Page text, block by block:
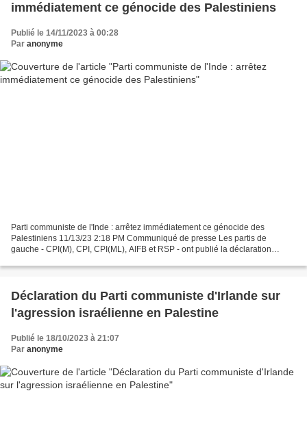
immédiatement ce génocide des Palestiniens
Publié le 14/11/2023 à 00:28
Par anonyme
Parti communiste de l'Inde : arrêtez immédiatement ce génocide des
Palestiniens 11/13/23 2:18 PM Communiqué de presse Les partis de
gauche - CPI(M), CPI, CPI(ML), AIFB et RSP - ont publié la déclaration
Déclaration du Parti communiste d'Irlande sur
l'agression israélienne en Palestine
Publié le 18/10/2023 à 21:07
Par anonyme